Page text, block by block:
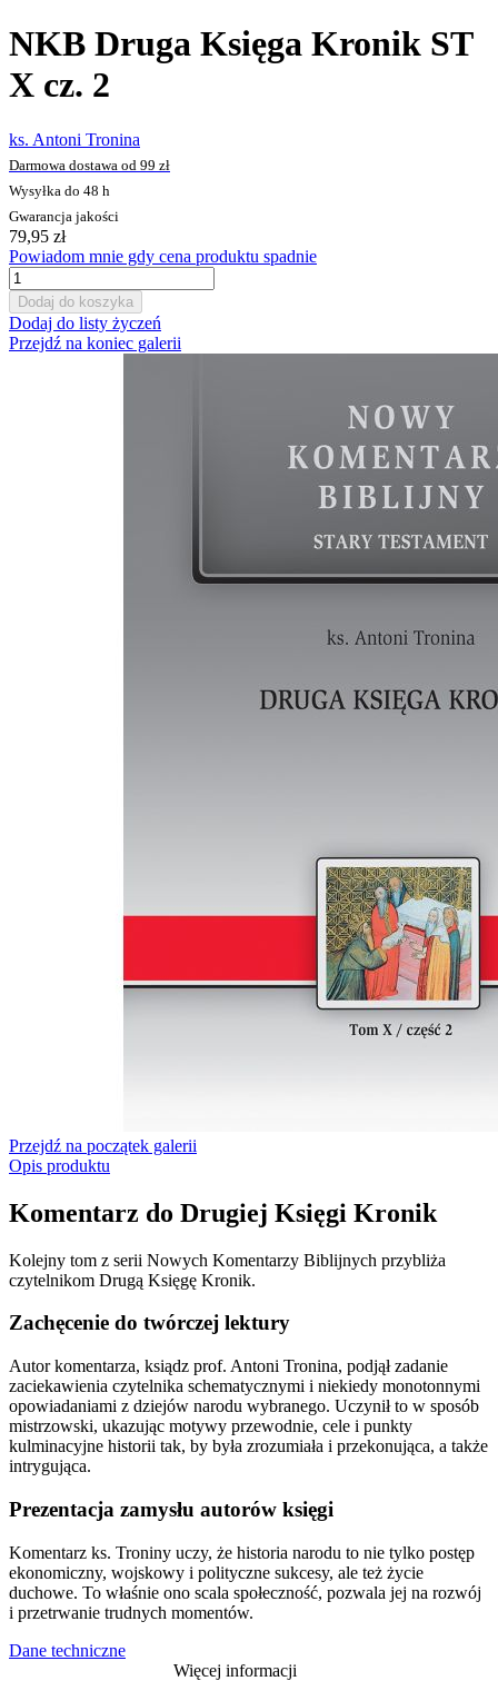
NKB Druga Księga Kronik ST
X cz. 2
ks. Antoni Tronina
Darmowa dostawa od 99 zł
Wysyłka do 48 h
Gwarancja jakości
79,95 zł
Powiadom mnie gdy cena produktu spadnie
Dodaj do koszyka
Dodaj do listy życzeń
Przejdź na koniec galerii
Przejdź na początek galerii
Opis produktu
Komentarz do Drugiej Księgi Kronik
Kolejny tom z serii Nowych Komentarzy Biblijnych przybliża
czytelnikom Drugą Księgę Kronik.
Zachęcenie do twórczej lektury
Autor komentarza, ksiądz prof. Antoni Tronina, podjął zadanie
zaciekawienia czytelnika schematycznymi i niekiedy monotonnymi
opowiadaniami z dziejów narodu wybranego. Uczynił to w sposób
mistrzowski, ukazując motywy przewodnie, cele i punkty
kulminacyjne historii tak, by była zrozumiała i przekonująca, a także
intrygująca.
Prezentacja zamysłu autorów księgi
Komentarz ks. Troniny uczy, że historia narodu to nie tylko postęp
ekonomiczny, wojskowy i polityczne sukcesy, ale też życie
duchowe. To właśnie ono scala społeczność, pozwala jej na rozwój
i przetrwanie trudnych momentów.
Dane techniczne
Więcej informacji